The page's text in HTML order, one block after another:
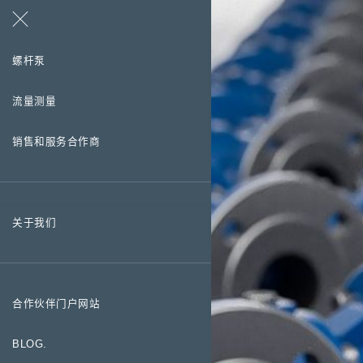
螺杆泵
流量测量
销售和服务合作商
关于我们
合作伙伴门户网站
BLOG.
搜索
联系方式